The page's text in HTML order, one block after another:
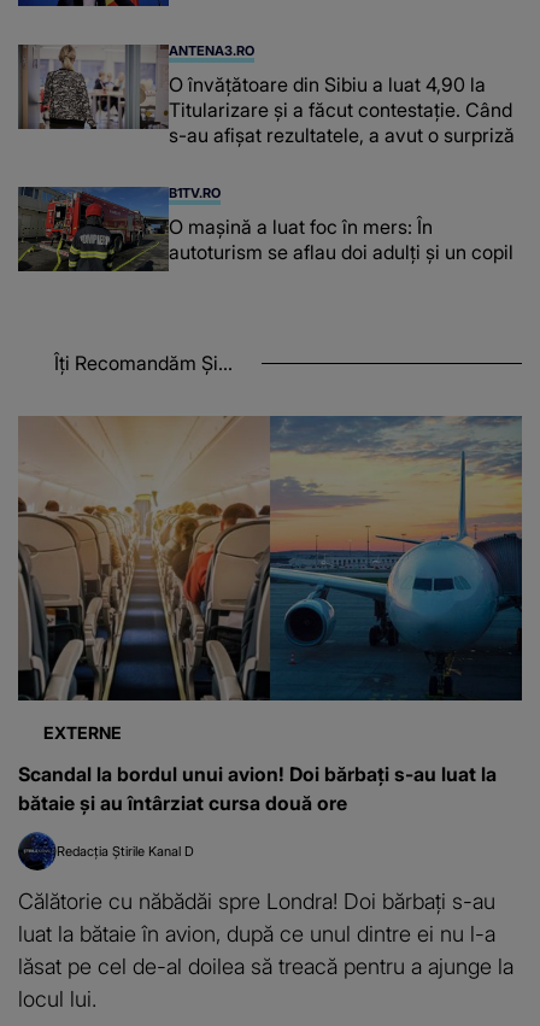
ANTENA3.RO
O învățătoare din Sibiu a luat 4,90 la
Titularizare și a făcut contestație. Când
s-au afișat rezultatele, a avut o surpriză
B1TV.RO
O maşină a luat foc în mers: În
autoturism se aflau doi adulți și un copil
Îți Recomandăm Și...
EXTERNE
Scandal la bordul unui avion! Doi bărbați s-au luat la
bătaie și au întârziat cursa două ore
Redacția Știrile Kanal D
Călătorie cu năbădăi spre Londra! Doi bărbaţi s-au
luat la bătaie în avion, după ce unul dintre ei nu l-a
lăsat pe cel de-al doilea să treacă pentru a ajunge la
locul lui.